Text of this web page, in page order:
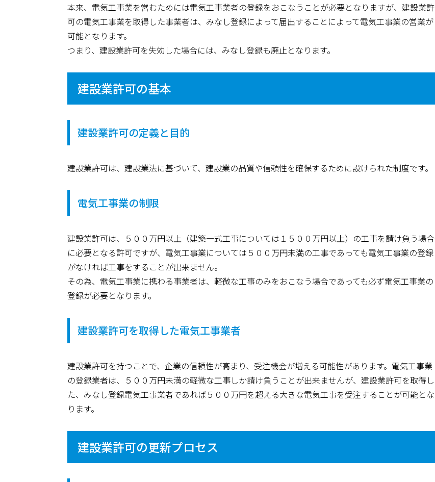
本来、電気工事業を営むためには電気工事業者の登録をおこなうことが必要となりますが、建設業許
可の電気工事業を取得した事業者は、みなし登録によって届出することによって電気工事業の営業が
可能となります。
つまり、建設業許可を失効した場合には、みなし登録も廃止となります。
建設業許可の基本
建設業許可の定義と目的
建設業許可は、建設業法に基づいて、建設業の品質や信頼性を確保するために設けられた制度です。
電気工事業の制限
建設業許可は、５００万円以上（建築一式工事については１５００万円以上）の工事を請け負う場合
に必要となる許可ですが、電気工事業については５００万円未満の工事であっても電気工事業の登録
がなければ工事をすることが出来ません。
その為、電気工事業に携わる事業者は、軽微な工事のみをおこなう場合であっても必ず電気工事業の
登録が必要となります。
建設業許可を取得した電気工事業者
建設業許可を持つことで、企業の信頼性が高まり、受注機会が増える可能性があります。電気工事業
の登録業者は、５００万円未満の軽微な工事しか請け負うことが出来ませんが、建設業許可を取得し
た、みなし登録電気工事業者であれば５００万円を超える大きな電気工事を受注することが可能とな
ります。
建設業許可の更新プロセス